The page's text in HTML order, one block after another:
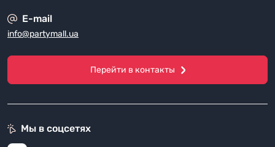
E-mail
info@partymall.ua
Перейти в контакты
Мы в соцсетях